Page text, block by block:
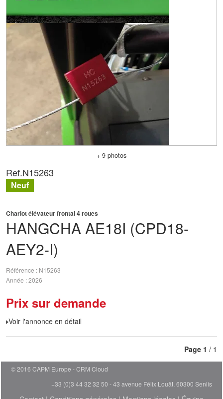
+ 9 photos
HANGCHAAE18I (CPD18-
AEY2-I)
Chariot élévateur frontal 4 roues
Référence
N15263
Année 2026
Prix sur demande
Voir l'annonce en détail
Ref.N15263
Neuf
Page 1 / 1
© 2016 CAPM Europe
CRM Cloud
+33 (0)3 44 32 32 50 - 43 avenue Félix Louât, 60300 Senlis